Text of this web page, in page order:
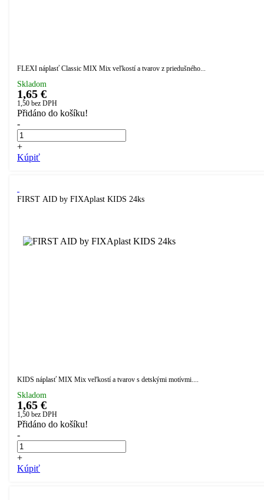
FLEXI náplasť Classic MIX Mix veľkostí a tvarov z priedušného...
Skladom
1,65 €
1,50 bez DPH
Přidáno do košíku!
-
+
Kúpiť
FIRST AID by FIXAplast KIDS 24ks
KIDS náplasť MIX Mix veľkostí a tvarov s detskými motívmi....
Skladom
1,65 €
1,50 bez DPH
Přidáno do košíku!
-
+
Kúpiť